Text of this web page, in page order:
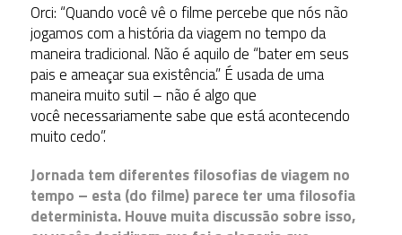
Orci: “Quando você vê o filme percebe que nós não
jogamos com a história da viagem no tempo da
maneira tradicional. Não é aquilo de “bater em seus
pais e ameaçar sua existência.” É usada de uma
maneira muito sutil – não é algo que
você necessariamente sabe que está acontecendo
muito cedo”.
Jornada tem diferentes filosofias de viagem no
tempo – esta (do filme) parece ter uma filosofia
determinista. Houve muita discussão sobre isso,